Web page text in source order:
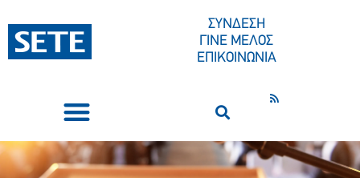
ΣΥΝΔΕΣΗ
ΓΙΝΕ ΜΕΛΟΣ
ΕΠΙΚΟΙΝΩΝΙΑ